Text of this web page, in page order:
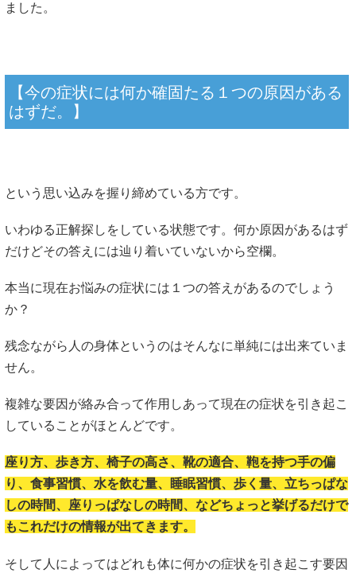
ました。
【今の症状には何か確固たる１つの原因がある
はずだ。】
という思い込みを握り締めている方です。
いわゆる正解探しをしている状態です。何か原因があるはず
だけどその答えには辿り着いていないから空欄。
本当に現在お悩みの症状には１つの答えがあるのでしょう
か？
残念ながら人の身体というのはそんなに単純には出来ていま
せん。
複雑な要因が絡み合って作用しあって現在の症状を引き起こ
していることがほとんどです。
座り方、歩き方、椅子の高さ、靴の適合、鞄を持つ手の偏
り、食事習慣、水を飲む量、睡眠習慣、歩く量、立ちっぱな
しの時間、座りっぱなしの時間、などちょっと挙げるだけで
もこれだけの情報が出てきます。
そして人によってはどれも体に何かの症状を引き起こす要因